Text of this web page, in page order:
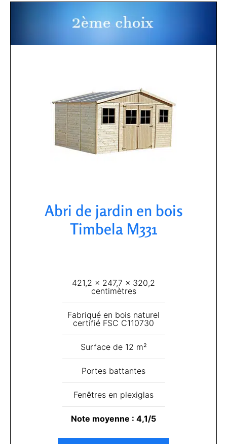
Abri de jardin en bois
Timbela M331​
421,2 x 247,7 x 320,2
centimètres
Fabriqué en bois naturel
certifié FSC C110730
Surface de 12 m²
Portes battantes
Fenêtres en plexiglas
Note moyenne : 4,1/5